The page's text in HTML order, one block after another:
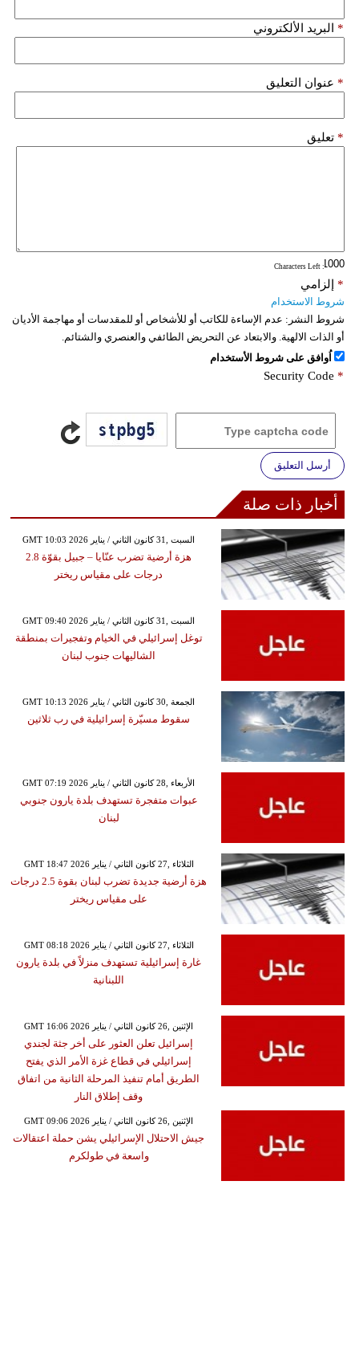
البريد الألكتروني *
عنوان التعليق *
تعليق *
: Characters Left
إلزامي *
شروط الاستخدام
شروط النشر: عدم الإساءة للكاتب أو للأشخاص أو للمقدسات أو مهاجمة الأديان
أو الذات الالهية. والابتعاد عن التحريض الطائفي والعنصري والشتائم.
اُوافق على شروط الأستخدام
Security Code *
أرسل التعليق
أخبار ذات صلة
GMT 10:03 2026 السبت ,31 كانون الثاني / يناير
هزة أرضية تضرب عنّايا – جبيل بقوّة 2.8
درجات على مقياس ريختر
GMT 09:40 2026 السبت ,31 كانون الثاني / يناير
توغل إسرائيلي في الخيام وتفجيرات بمنطقة
الشاليهات جنوب لبنان
GMT 10:13 2026 الجمعة ,30 كانون الثاني / يناير
سقوط مسيّرة إسرائيلية في رب ثلاثين
GMT 07:19 2026 الأربعاء ,28 كانون الثاني / يناير
عبوات متفجرة تستهدف بلدة يارون جنوبي
لبنان
GMT 18:47 2026 الثلاثاء ,27 كانون الثاني / يناير
هزة أرضية جديدة تضرب لبنان بقوة 2.5 درجات
على مقياس ريختر
GMT 08:18 2026 الثلاثاء ,27 كانون الثاني / يناير
غارة إسرائيلية تستهدف منزلاً في بلدة يارون
اللبنانية
GMT 16:06 2026 الإثنين ,26 كانون الثاني / يناير
إسرائيل تعلن العثور على أخر جثة لجندي
إسرائيلي في قطاع غزة الأمر الذي يفتح
الطريق أمام تنفيذ المرحلة الثانية من اتفاق
وقف إطلاق النار
GMT 09:06 2026 الإثنين ,26 كانون الثاني / يناير
جيش الاحتلال الإسرائيلي يشن حملة اعتقالات
واسعة في طولكرم